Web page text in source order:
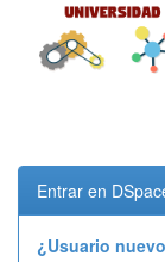
Entrar en
¿Usuario